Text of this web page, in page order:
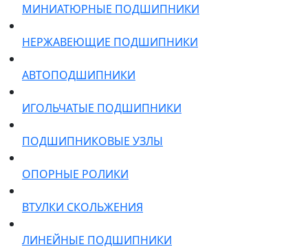
МИНИАТЮРНЫЕ ПОДШИПНИКИ
НЕРЖАВЕЮЩИЕ ПОДШИПНИКИ
АВТОПОДШИПНИКИ
ИГОЛЬЧАТЫЕ ПОДШИПНИКИ
ПОДШИПНИКОВЫЕ УЗЛЫ
ОПОРНЫЕ РОЛИКИ
ВТУЛКИ СКОЛЬЖЕНИЯ
ЛИНЕЙНЫЕ ПОДШИПНИКИ